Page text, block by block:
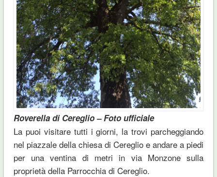
Roverella di Cereglio – Foto ufficiale
La puoi visitare tutti i giorni, la trovi parcheggiando
nel piazzale della chiesa di Cereglio e andare a piedi
per una ventina di metri in via Monzone sulla
proprietà della Parrocchia di Cereglio.